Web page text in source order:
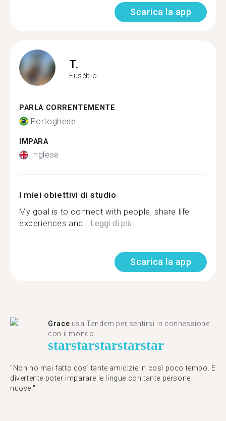
Scarica la app
T.
Eusébio
PARLA CORRENTEMENTE
Portoghese
IMPARA
Inglese
I miei obiettivi di studio
My goal is to connect with people, share life
experiences and...Leggi di più
Scarica la app
Grace usa Tandem per sentirsi in connessione
con il mondo.
starstarstarstarstar
"Non ho mai fatto così tante amicizie in così poco tempo. È
divertente poter imparare le lingue con tante persone
nuove."